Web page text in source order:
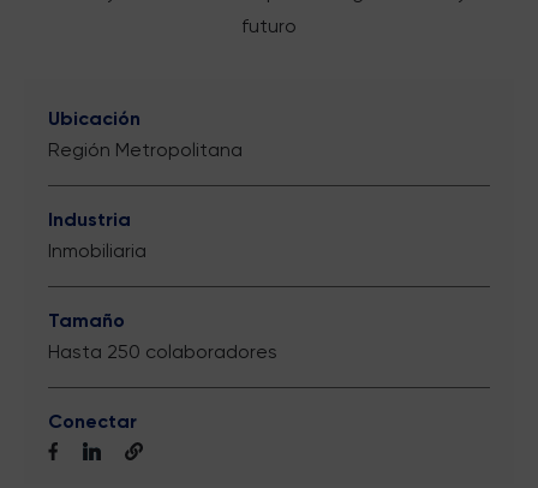
futuro
Ubicación
Región Metropolitana
Industria
Inmobiliaria
Tamaño
Hasta 250 colaboradores
Conectar